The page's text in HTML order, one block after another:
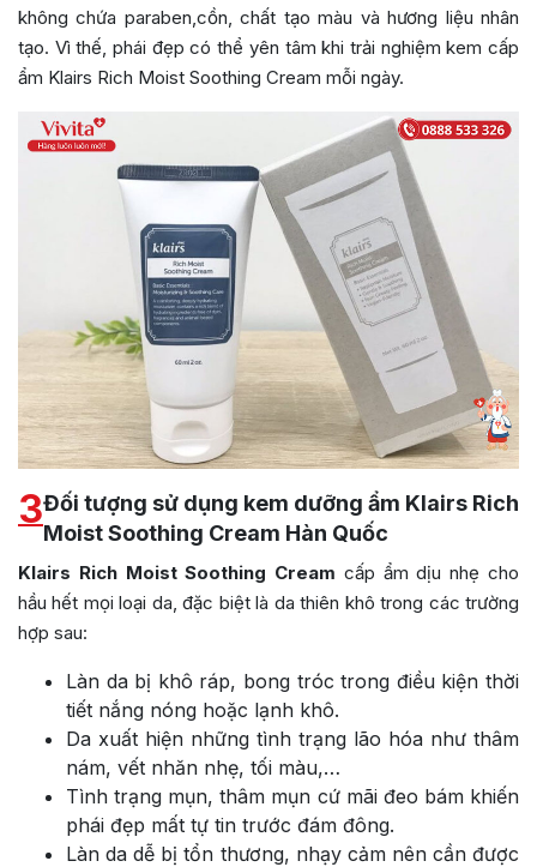
không chứa paraben,cồn, chất tạo màu và hương liệu nhân
tạo. Vì thế, phái đẹp có thể yên tâm khi trải nghiệm kem cấp
ẩm Klairs Rich Moist Soothing Cream mỗi ngày.
3Đối tượng sử dụng kem dưỡng ẩm Klairs Rich
Moist Soothing Cream Hàn Quốc
Klairs Rich Moist Soothing Cream cấp ẩm dịu nhẹ cho
hầu hết mọi loại da, đặc biệt là da thiên khô trong các trường
hợp sau:
Làn da bị khô ráp, bong tróc trong điều kiện thời
tiết nắng nóng hoặc lạnh khô.
Da xuất hiện những tình trạng lão hóa như thâm
nám, vết nhăn nhẹ, tối màu,…
Tình trạng mụn, thâm mụn cứ mãi đeo bám khiến
phái đẹp mất tự tin trước đám đông.
Làn da dễ bị tổn thương, nhạy cảm nên cần được